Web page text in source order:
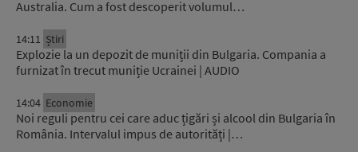
Australia. Cum a fost descoperit volumul…
14:11 Știri
Explozie la un depozit de muniții din Bulgaria. Compania a
furnizat în trecut muniție Ucrainei | AUDIO
14:04 Economie
Noi reguli pentru cei care aduc țigări și alcool din Bulgaria în
România. Intervalul impus de autorități |…